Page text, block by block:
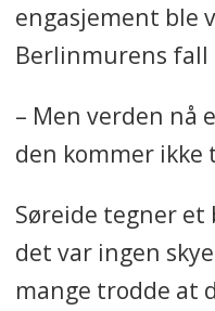
engasjement ble
Berlinmurens fall
– Men verden nå
den kommer ikke
Søreide tegner
det var ingen
mange trodde at